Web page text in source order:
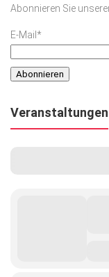
Lifestyle
Ausflug & Reise
Abonnieren Sie
E-Mail*
Veranstaltungen